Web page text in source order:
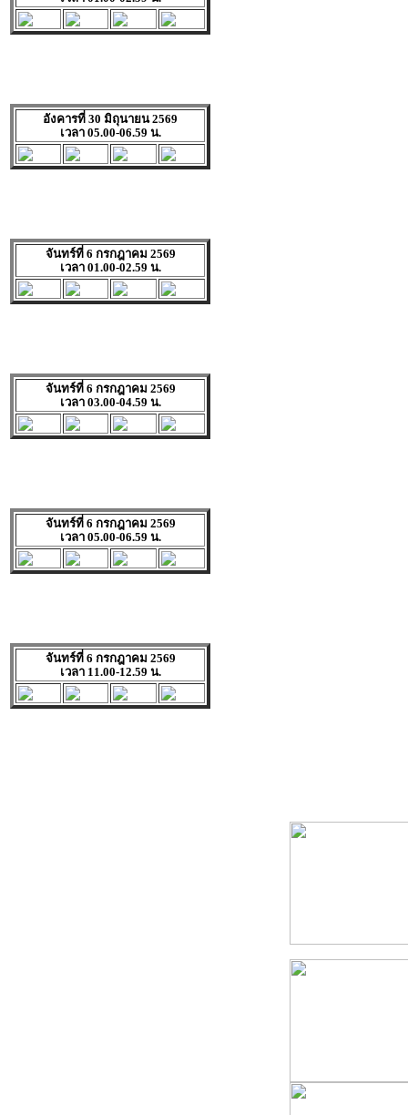
อังคารที่ 30 มิถุนายน 2569
เวลา 05.00-06.59 น.
จันทร์ที่ 6 กรกฎาคม 2569
เวลา 01.00-02.59 น.
จันทร์ที่ 6 กรกฎาคม 2569
เวลา 03.00-04.59 น.
จันทร์ที่ 6 กรกฎาคม 2569
เวลา 05.00-06.59 น.
จันทร์ที่ 6 กรกฎาคม 2569
เวลา 11.00-12.59 น.